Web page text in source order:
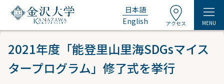
日本語
English
アクセス MENU
2021年度「能登里山里海SDGsマイス
タープログラム」修了式を挙行